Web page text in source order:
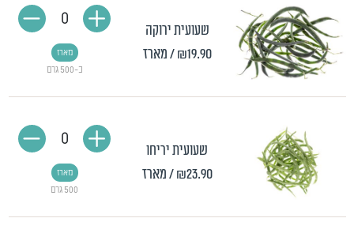
שעועית ירוקה
₪19.90 / מארז
כ-500 גרם
מארז
0
שעועית יריחו
₪23.90 / מארז
500 גרם
מארז
0